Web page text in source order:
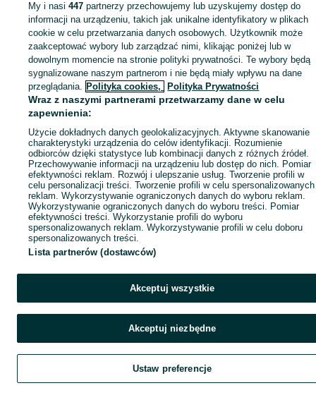
Mapa ministron
Popularne wyszukiwania
Szukaj Obserwujesz Dodaj Czat
My i nasi447 partnerzy przechowujemy lub uzyskujemy dostęp do
informacji na urządzeniu, takich jak unikalne identyfikatory w plikach
cookie w celu przetwarzania danych osobowych. Użytkownik może
zaakceptować wybory lub zarządzać nimi, klikając poniżej lub w
dowolnym momencie na stronie polityki prywatności. Te wybory będą
sygnalizowane naszym partnerom i nie będą miały wpływu na dane
przeglądania. Polityka cookies, Polityka Prywatności
Wraz z naszymi partnerami przetwarzamy dane w celu
zapewnienia:
Użycie dokładnych danych geolokalizacyjnych. Aktywne skanowanie
charakterystyki urządzenia do celów identyfikacji. Rozumienie
odbiorców dzięki statystyce lub kombinacji danych z różnych źródeł.
Przechowywanie informacji na urządzeniu lub dostęp do nich. Pomiar
efektywności reklam. Rozwój i ulepszanie usług. Tworzenie profili w
celu personalizacji treści. Tworzenie profili w celu spersonalizowanych
reklam. Wykorzystywanie ograniczonych danych do wyboru reklam.
Wykorzystywanie ograniczonych danych do wyboru treści. Pomiar
efektywności treści. Wykorzystanie profili do wyboru
spersonalizowanych reklam. Wykorzystywanie profili w celu doboru
spersonalizowanych treści.
Lista partnerów (dostawców)
Akceptuj wszystkie
Akceptuj niezbędne
Ustaw preferencje